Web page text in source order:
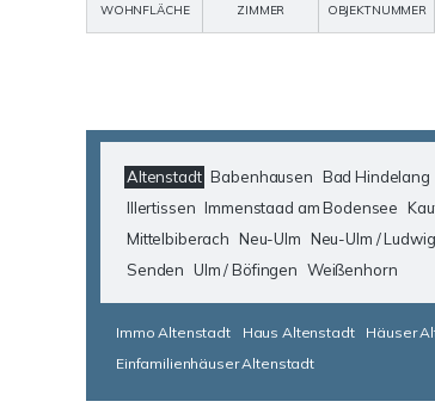
WOHNFLÄCHE
ZIMMER
OBJEKTNUMMER
Altenstadt Babenhausen Bad Hindelang
Illertissen Immenstaad am Bodensee
Mittelbiberach Neu-Ulm Neu-Ulm /
Senden Ulm / Böfingen Weißenhorn
Immo Altenstadt Haus Altenstadt Häuser
Einfamilienhäuser Altenstadt